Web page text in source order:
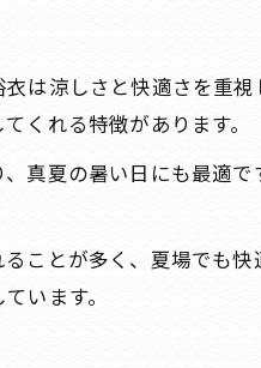
は涼しさと快適さを重視
くれる特徴があります。
真夏の暑い日にも最適で
ことが多く、夏場でも快
います。